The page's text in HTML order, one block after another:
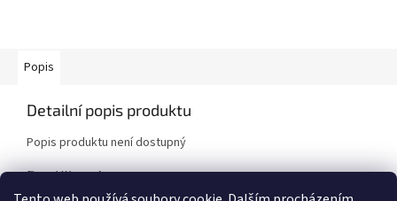
Popis
Detailní popis produktu
Popis produktu není dostupný
Doplňkové parametry